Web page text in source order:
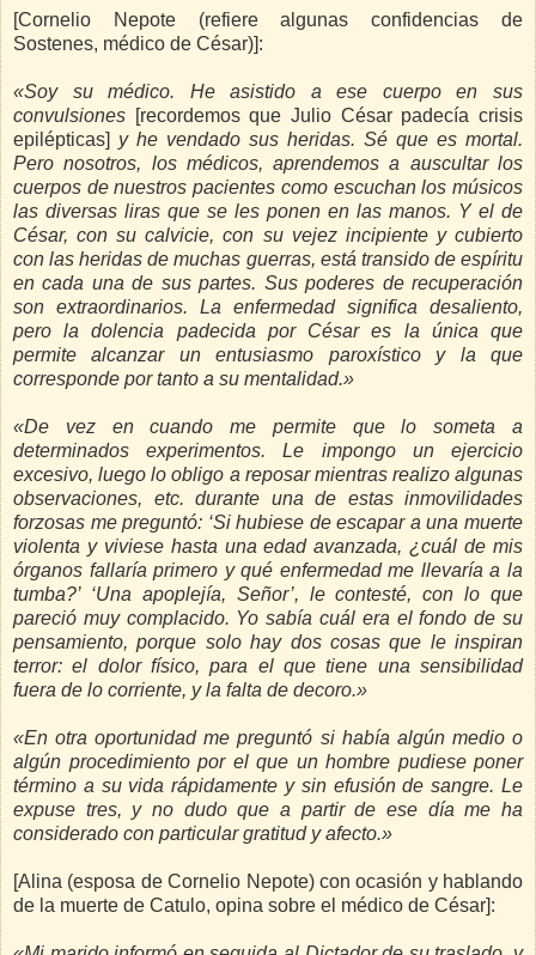
[Cornelio Nepote (refiere algunas confidencias de
Sostenes, médico de César)]:
«Soy su médico. He asistido a ese cuerpo en sus
convulsiones [recordemos que Julio César padecía crisis
epilépticas] y he vendado sus heridas. Sé que es mortal.
Pero nosotros, los médicos, aprendemos a auscultar los
cuerpos de nuestros pacientes como escuchan los músicos
las diversas liras que se les ponen en las manos. Y el de
César, con su calvicie, con su vejez incipiente y cubierto
con las heridas de muchas guerras, está transido de espíritu
en cada una de sus partes. Sus poderes de recuperación
son extraordinarios. La enfermedad significa desaliento,
pero la dolencia padecida por César es la única que
permite alcanzar un entusiasmo paroxístico y la que
corresponde por tanto a su mentalidad.»
«De vez en cuando me permite que lo someta a
determinados experimentos. Le impongo un ejercicio
excesivo, luego lo obligo a reposar mientras realizo algunas
observaciones, etc. durante una de estas inmovilidades
forzosas me preguntó: ‘Si hubiese de escapar a una muerte
violenta y viviese hasta una edad avanzada, ¿cuál de mis
órganos fallaría primero y qué enfermedad me llevaría a la
tumba?’ ‘Una apoplejía, Señor’, le contesté, con lo que
pareció muy complacido. Yo sabía cuál era el fondo de su
pensamiento, porque solo hay dos cosas que le inspiran
terror: el dolor físico, para el que tiene una sensibilidad
fuera de lo corriente, y la falta de decoro.»
«En otra oportunidad me preguntó si había algún medio o
algún procedimiento por el que un hombre pudiese poner
término a su vida rápidamente y sin efusión de sangre. Le
expuse tres, y no dudo que a partir de ese día me ha
considerado con particular gratitud y afecto.»
[Alina (esposa de Cornelio Nepote) con ocasión y hablando
de la muerte de Catulo, opina sobre el médico de César]: